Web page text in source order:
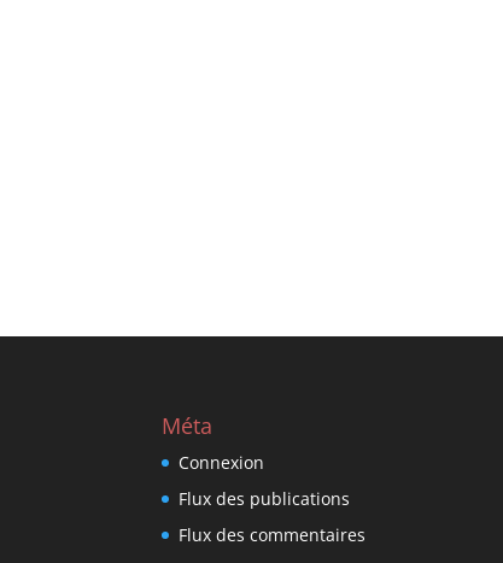
Méta
Connexion
Flux des publications
Flux des commentaires